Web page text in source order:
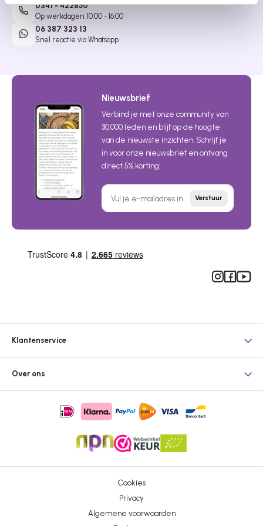
0341 - 422850
Op werkdagen: 10:00 - 16:00
06 387 323 13
Snel reactie via Whatsapp
Nieuwsbrief
Verbind je met onze community van
30.000 leden en blijf op de hoogte
van de nieuwste inzichten. Schrijf je
in voor onze nieuwsbrief en ontvang
direct 5% korting:
Verstuur
Instagram
Facebook
Klantenservice
Over ons
Cookies
Privacy
Algemene voorwaarden